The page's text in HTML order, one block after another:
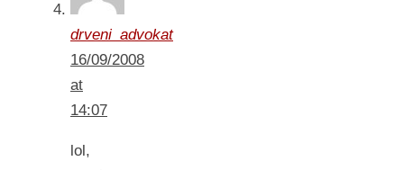
drveni_advokat
16/09/2008
at
14:07
lol,